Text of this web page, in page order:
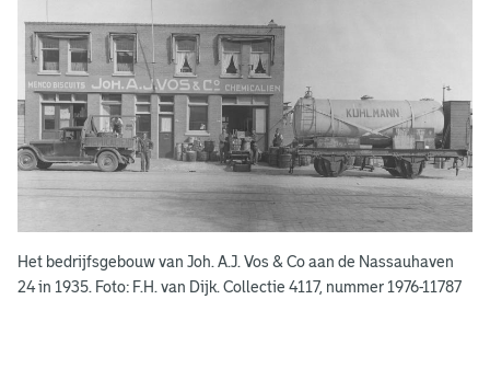
e
s
b
o
e
e
n
n
Het bedrijfsgebouw van Joh. A.J. Vos & Co aan de Nassauhaven
24 in 1935. Foto: F.H. van Dijk. Collectie 4117, nummer 1976-11787